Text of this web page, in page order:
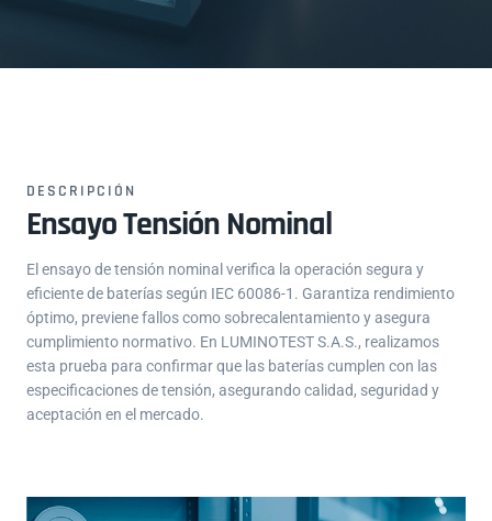
DESCRIPCIÓN
Ensayo Tensión Nominal
El ensayo de tensión nominal verifica la operación segura y
eficiente de baterías según IEC 60086-1. Garantiza rendimiento
óptimo, previene fallos como sobrecalentamiento y asegura
cumplimiento normativo. En LUMINOTEST S.A.S., realizamos
esta prueba para confirmar que las baterías cumplen con las
especificaciones de tensión, asegurando calidad, seguridad y
aceptación en el mercado.